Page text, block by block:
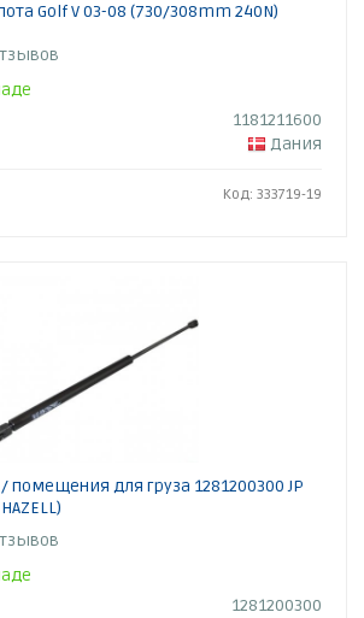
Golf V 03-08 (730/308mm 240N)
1181211600
Дания
Код: 333719-19
помещения для груза 1281200300 JP
1281200300